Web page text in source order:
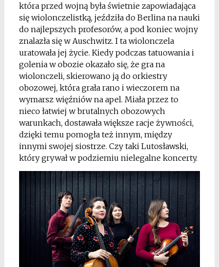
która przed wojną była świetnie zapowiadająca
się wiolonczelistką, jeździła do Berlina na nauki
do najlepszych profesorów, a pod koniec wojny
znalazła się w Auschwitz. I ta wiolonczela
uratowała jej życie. Kiedy podczas tatuowania i
golenia w obozie okazało się, że gra na
wiolonczeli, skierowano ją do orkiestry
obozowej, która grała rano i wieczorem na
wymarsz więźniów na apel. Miała przez to
nieco łatwiej w brutalnych obozowych
warunkach, dostawała większe racje żywności,
dzięki temu pomogła też innym, między
innymi swojej siostrze. Czy taki Lutosławski,
który grywał w podziemiu nielegalne koncerty.